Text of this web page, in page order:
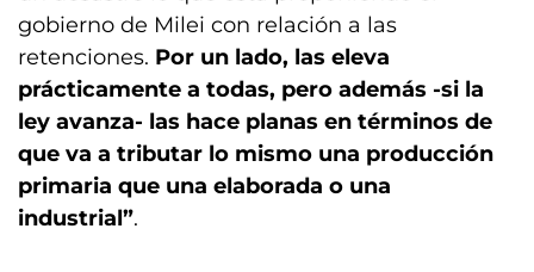
gobierno de Milei con relación a las
retenciones. Por un lado, las eleva
prácticamente a todas, pero además -si la
ley avanza- las hace planas en términos de
que va a tributar lo mismo una producción
primaria que una elaborada o una
industrial”.